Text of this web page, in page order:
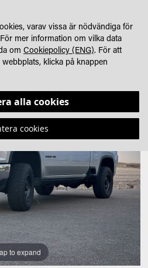
to expand
varav vissa är nödvändiga för
mer information om vilka data
om Cookiepolicy (ENG). För att
klicka på knappen
alla cookies
cookies